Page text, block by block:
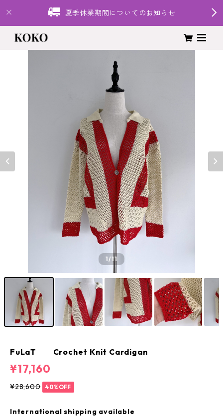
夏季休業期間についてのお知らせ
1/11
FuLaT Crochet Knit Cardigan
¥17,160
¥28,600 40%OFF
International shipping available